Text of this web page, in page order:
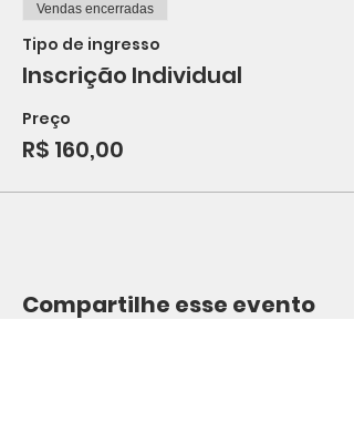
Vendas encerradas
Tipo de ingresso
Inscrição Individual
Preço
R$ 160,00
Compartilhe esse evento